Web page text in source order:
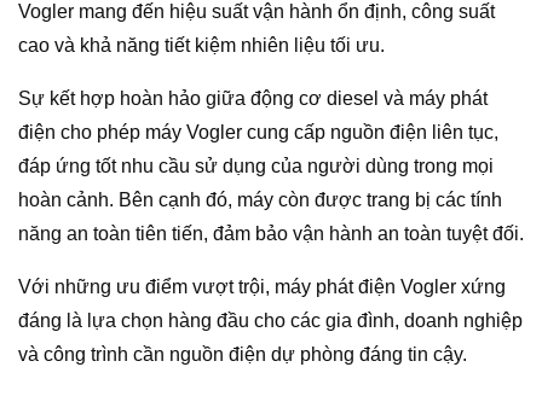
Vogler mang đến hiệu suất vận hành ổn định, công suất
cao và khả năng tiết kiệm nhiên liệu tối ưu.
Sự kết hợp hoàn hảo giữa động cơ diesel và máy phát
điện cho phép máy Vogler cung cấp nguồn điện liên tục,
đáp ứng tốt nhu cầu sử dụng của người dùng trong mọi
hoàn cảnh. Bên cạnh đó, máy còn được trang bị các tính
năng an toàn tiên tiến, đảm bảo vận hành an toàn tuyệt đối.
Với những ưu điểm vượt trội, máy phát điện Vogler xứng
đáng là lựa chọn hàng đầu cho các gia đình, doanh nghiệp
và công trình cần nguồn điện dự phòng đáng tin cậy.